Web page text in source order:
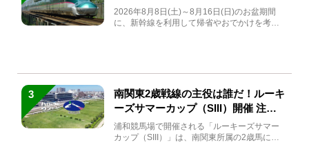
急券も解説
2026年8月8日(土)～8月16日(日)のお盆期間
に、新幹線を利用して帰省やおでかけを考え
3
南関東2歳戦線の主役は誰だ！ルーキ
ーズサマーカップ（SIII）開催 注目
馬と見どころをチェック
浦和競馬場で開催される「ルーキーズサマー
カップ（SIII）」は、南関東所属の2歳馬によ